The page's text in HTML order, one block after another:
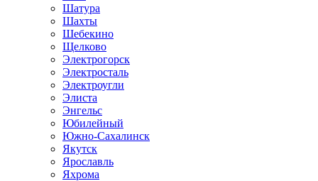
Шатура
Шахты
Шебекино
Щелково
Электрогорск
Электросталь
Электроугли
Элиста
Энгельс
Юбилейный
Южно-Сахалинск
Якутск
Ярославль
Яхрома